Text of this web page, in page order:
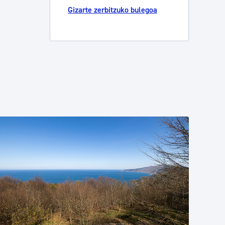
Gizarte zerbitzuko bulegoa